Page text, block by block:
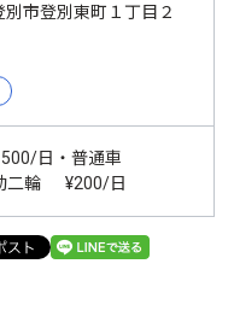
市登別東町１丁目２
日・普通車
二輪 ¥200/日